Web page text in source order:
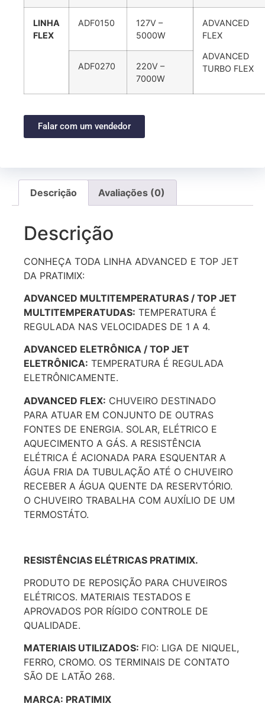
LINHA
FLEX
ADF0150
127V –
5000W
ADVANCED
FLEX
ADVANCED
TURBO FLEX
ADF0270
220V –
7000W
Falar com um vendedor
Descrição Avaliações (0)
Descrição
CONHEÇA TODA LINHA ADVANCED E TOP JET
DA PRATIMIX:
ADVANCED MULTITEMPERATURAS / TOP JET
MULTITEMPERATUDAS: TEMPERATURA É
REGULADA NAS VELOCIDADES DE 1 A 4.
ADVANCED ELETRÔNICA / TOP JET
ELETRÔNICA: TEMPERATURA É REGULADA
ELETRÔNICAMENTE.
ADVANCED FLEX: CHUVEIRO DESTINADO
PARA ATUAR EM CONJUNTO DE OUTRAS
FONTES DE ENERGIA. SOLAR, ELÉTRICO E
AQUECIMENTO A GÁS. A RESISTÊNCIA
ELÉTRICA É ACIONADA PARA ESQUENTAR A
ÁGUA FRIA DA TUBULAÇÃO ATÉ O CHUVEIRO
RECEBER A ÁGUA QUENTE DA RESERVTÓRIO.
O CHUVEIRO TRABALHA COM AUXÍLIO DE UM
TERMOSTÁTO.
RESISTÊNCIAS ELÉTRICAS PRATIMIX.
PRODUTO DE REPOSIÇÃO PARA CHUVEIROS
ELÉTRICOS. MATERIAIS TESTADOS E
APROVADOS POR RÍGIDO CONTROLE DE
QUALIDADE.
MATERIAIS UTILIZADOS: FIO: LIGA DE NIQUEL,
FERRO, CROMO. OS TERMINAIS DE CONTATO
SÃO DE LATÃO 268.
MARCA: PRATIMIX